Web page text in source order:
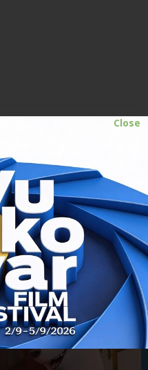
Close
dana // 07.07.2019.